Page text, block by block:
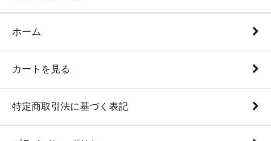
ホーム
カートを見る
特定商取引法に基づく表記